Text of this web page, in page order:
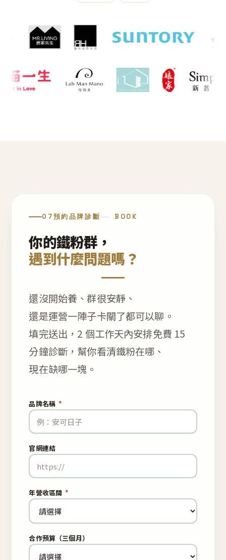
07預約品牌診斷 BOOK
你的鐵粉群，
遇到什麼問題嗎？
還沒開始養、群很安靜、
還是運營一陣子卡關了都可以聊。
填完送出，2 個工作天內安排免費 15
分鐘診斷，幫你看清鐵粉在哪、
現在缺哪一塊。
品牌名稱 *
官網連結
年營收區間 *
合作預算（三個月）